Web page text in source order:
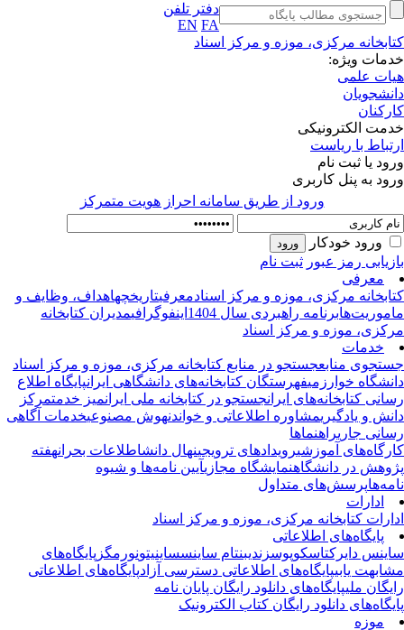
دفتر تلفن
EN FA
مرکزی، موزه و مرکز اسناد
ویژه:
علمی
الکترونیکی
با ریاست
یا ثبت نام
به پنل کاربری
ورود از طريق سامانه احراز هويت متمركز
ورود خودکار
رمز عبور ثبت نام
معرفی
مرکزی، موزه و مرکز اسنادمعرفیتاریخچهاهداف، وظایف و
برنامه راهبردی سال 1404 اینفوگرافیمدیران کتابخانه
موزه و مرکز اسناد
خدمات
منابعجستجو در منابع کتابخانه مرکزی، موزه و مرکز اسناد
خوارزمیفهرستگان کتابخانه‌های دانشگاهی ایران پایگاه اطلاع‌
کتابخانه‌های ایران جستجو در کتابخانه ملی ایران میز خدمتمرکز
و یادگیریمشاوره اطلاعاتی و خواندنهوش مصنوعیخدمات آگاهی
جاریراهنماها
آموزشیرویدادهای ترویجینهال دانشاطلاعات بحران هفته
در دانشگاهنمایشگاه مجازیآیین نامه‌ها و شیوه
پرسش‌های متداول
ادارات
کتابخانه مرکزی، موزه و مرکز اسناد
پایگاه‌های اطلاعاتی
دایرکتاسکوپوسزندیبنتام ساینسساینیتونورمگزپایگاه‌های
یابیپایگاه‌های اطلاعاتی دسترسی آزاد پایگاه‌های اطلاعاتی
ملیپایگاه‌های دانلود رایگان پایان نامه
دانلود رایگان کتاب الکترونیک
موزه